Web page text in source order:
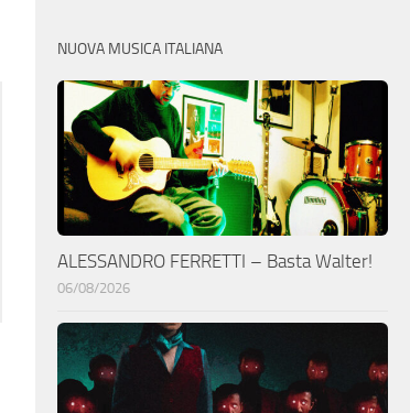
NUOVA MUSICA ITALIANA
ALESSANDRO FERRETTI – Basta Walter!
06/08/2026